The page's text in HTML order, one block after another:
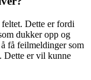
Dette er fordi
dukker opp og
få feilmeldinger som
Dette er vil kunne